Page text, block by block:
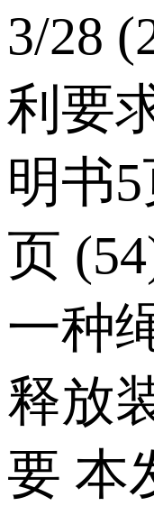
3/28
利要
明书
页
一种
释放
要 本